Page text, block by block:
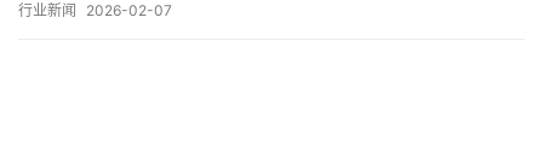
技术团队的关注，本文将从架构特性、部署实践、性能优化及运维
行业新闻 2026-02-07